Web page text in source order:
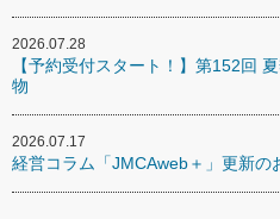
2026.07.28
【予約受付スタート！】第152回
物
2026.07.17
経営コラム「JMCAweb＋」更新の